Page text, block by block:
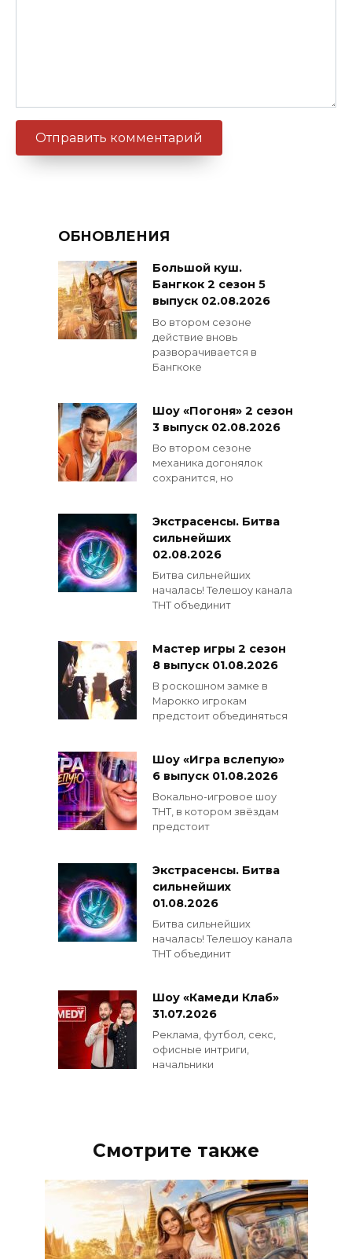
ОБНОВЛЕНИЯ
Большой куш.
Бангкок 2 сезон 5
выпуск 02.08.2026
Во втором сезоне
действие вновь
разворачивается в
Бангкоке
Шоу «Погоня» 2 сезон
3 выпуск 02.08.2026
Во втором сезоне
механика догонялок
сохранится, но
Экстрасенсы. Битва
сильнейших
02.08.2026
Битва сильнейших
началась! Телешоу канала
ТНТ объединит
Мастер игры 2 сезон
8 выпуск 01.08.2026
В роскошном замке в
Марокко игрокам
предстоит объединяться
Шоу «Игра вслепую»
6 выпуск 01.08.2026
Вокально-игровое шоу
ТНТ, в котором звёздам
предстоит
Экстрасенсы. Битва
сильнейших
01.08.2026
Битва сильнейших
началась! Телешоу канала
ТНТ объединит
Шоу «Камеди Клаб»
31.07.2026
Реклама, футбол, секс,
офисные интриги,
начальники
Смотрите также